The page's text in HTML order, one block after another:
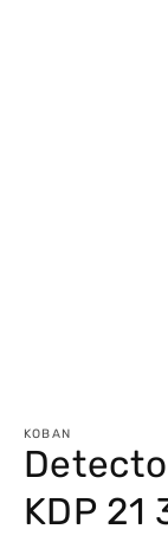
KOBAN
KDP 21